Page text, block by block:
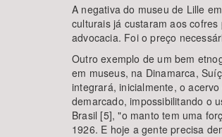
A negativa do museu de Lille
culturais já custaram aos
advocacia. Foi o preço
Outro exemplo de um bem
em museus, na Dinamarca,
integrará, inicialmente, o
demarcado, impossibilitando o
Brasil [5], "o manto tem uma
1926. E hoje a gente precisa